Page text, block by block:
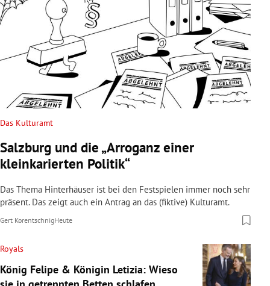
Das Kulturamt
Salzburg und die „Arroganz einer
kleinkarierten Politik“
Das Thema Hinterhäuser ist bei den Festspielen immer noch sehr
präsent. Das zeigt auch ein Antrag an das (fiktive) Kulturamt.
Gert KorentschnigHeute
Royals
König Felipe & Königin Letizia: Wieso